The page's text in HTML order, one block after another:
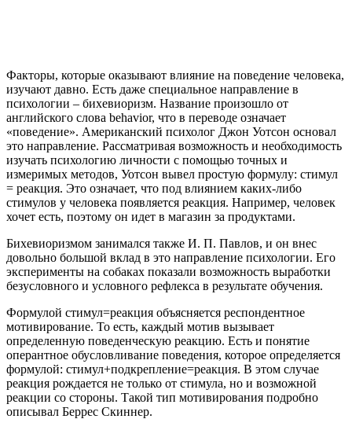
Факторы, которые оказывают влияние на поведение человека,
изучают давно. Есть даже специальное направление в
психологии – бихевиоризм. Название произошло от
английского слова behavior, что в переводе означает
«поведение». Американский психолог Джон Уотсон основал
это направление. Рассматривая возможность и необходимость
изучать психологию личности с помощью точных и
измеримых методов, Уотсон вывел простую формулу: стимул
= реакция. Это означает, что под влиянием каких-либо
стимулов у человека появляется реакция. Например, человек
хочет есть, поэтому он идет в магазин за продуктами.
Бихевиоризмом занимался также И. П. Павлов, и он внес
довольно большой вклад в это направление психологии. Его
эксперименты на собаках показали возможность выработки
безусловного и условного рефлекса в результате обучения.
Формулой стимул=реакция объясняется респондентное
мотивирование. То есть, каждый мотив вызывает
определенную поведенческую реакцию. Есть и понятие
оперантное обусловливание поведения, которое определяется
формулой: стимул+подкрепление=реакция. В этом случае
реакция рождается не только от стимула, но и возможной
реакции со стороны. Такой тип мотивирования подробно
описывал Беррес Скиннер.